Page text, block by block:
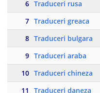
6 Traduceri rusa
7 Traduceri greaca
8 Traduceri bulgara
9 Traduceri araba
10 Traduceri chineza
11
Traduceri daneza